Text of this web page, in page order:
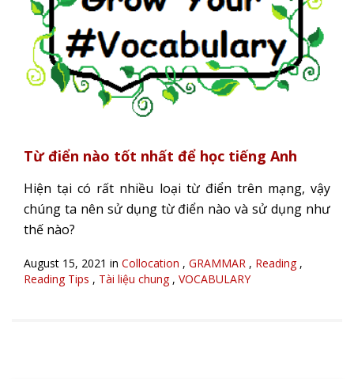
Từ điển nào tốt nhất để học tiếng Anh
Hiện tại có rất nhiều loại từ điển trên mạng, vậy
chúng ta nên sử dụng từ điển nào và sử dụng như
thế nào?
August 15, 2021 in Collocation , GRAMMAR , Reading,
Reading Tips , Tài liệu chung, VOCABULARY